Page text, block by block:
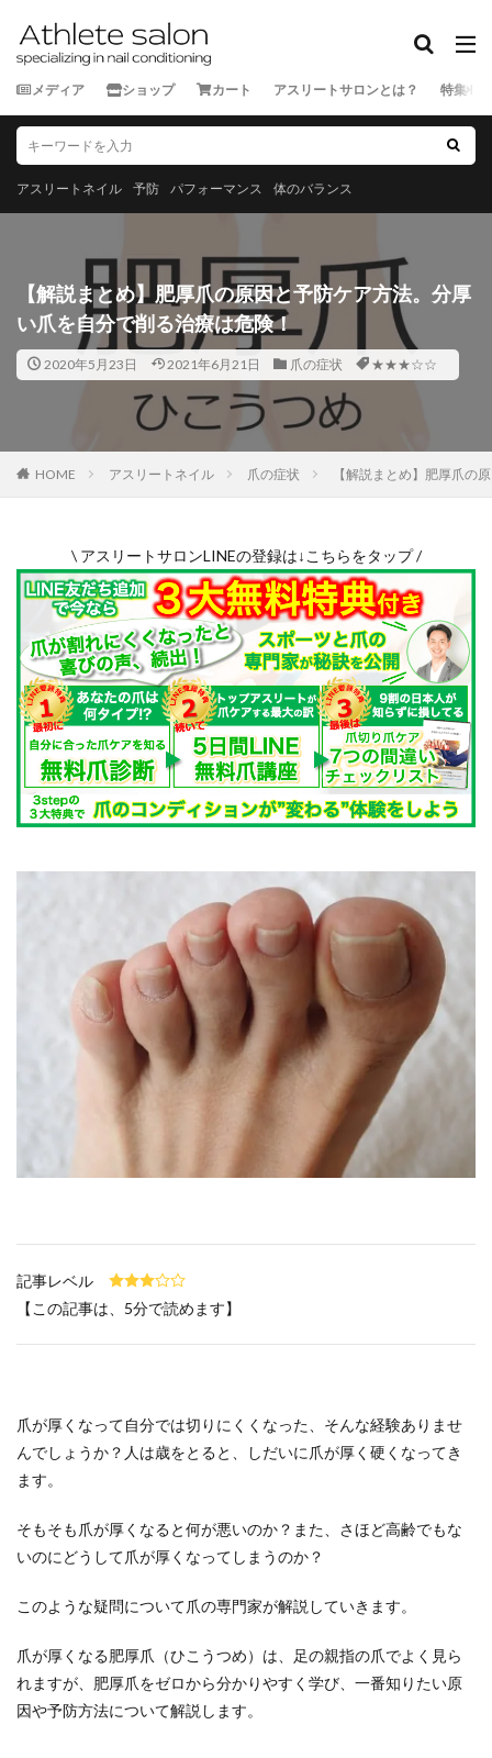
メディア ショップ カート アスリートサロンとは？ 特集
アスリートネイル 予防 パフォーマンス 体のバランス
【解説まとめ】肥厚爪の原因と予防ケア方法。分厚
い爪を自分で削る治療は危険！
2020年5月23日 2021年6月21日 爪の症状 ★★★☆☆
HOME アスリートネイル 爪の症状 【解説まとめ】肥厚爪の
\ アスリートサロンLINEの登録は↓こちらをタップ /
記事レベル
【この記事は、5分で読めます】
爪が厚くなって自分では切りにくくなった、そんな経験ありませ
んでしょうか？人は歳をとると、しだいに爪が厚く硬くなってき
ます。
そもそも爪が厚くなると何が悪いのか？また、さほど高齢でもな
いのにどうして爪が厚くなってしまうのか？
このような疑問について爪の専門家が解説していきます。
爪が厚くなる肥厚爪（ひこうつめ）は、足の親指の爪でよく見ら
れますが、肥厚爪をゼロから分かりやすく学び、一番知りたい原
因や予防方法について解説します。
タグ
★★★★★
ランナー
三重県 京都府 佐賀県
兵庫県
宮城県 宮崎県
山口県
山形県 山梨県 岐阜県
岡山県
岩手県
島根県 広島県 徳島県
愛媛県
愛知県
東京都 栃木県
沖縄県
熊本県 石川県 神奈川県
長崎県
長野県 青森県 静岡県
香川県
検索